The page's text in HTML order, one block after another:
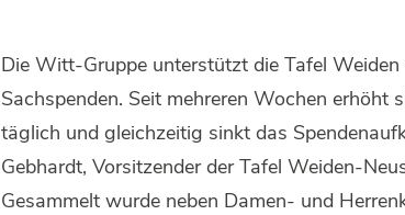
Die Witt-Gruppe unterstützt die Tafel
Sachspenden. Seit mehreren Wochen
täglich und gleichzeitig sinkt das
Gebhardt, Vorsitzender der Tafel Weiden-
Gesammelt wurde neben Damen- und